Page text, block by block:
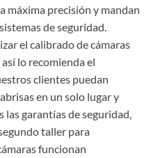
máxima precisión y mandan
de seguridad.
el calibrado de cámaras
lo recomienda el
clientes puedan
en un solo lugar y
las garantías de seguridad,
taller para
funcionan